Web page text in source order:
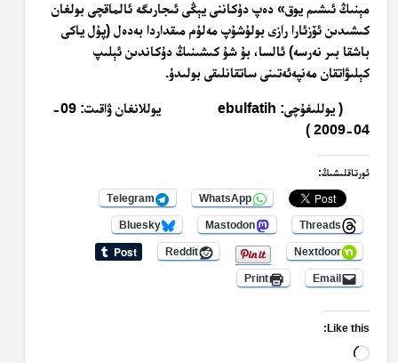
مېنىڭ ئىشىم يوق» دەپ دۇكاننى يېڭى ئىجارىگە ئالماقچى بولغان
كىشىدىن ئۆزئارا رازى بولۇشۇپ مەلۇم مىقداردا بەدەل (پۇل ياكى
باشقا بىر نەرسە) ئالسا، بۇ شۇ كىشىنىڭ دۇكاندىن ئېلىپ
كېلىۋاتقان مەنپەئەتىنى ساتقانلىقى بولىدۇ.
( يوللىغۇچى: ebulfatih يوللانغان ۋاقىت: 09-
04-2009 )
ئورتاقلىشىڭ:
WhatsApp
Telegram
Threads
Mastodon
Bluesky
Nextdoor
Reddit
Email
Print
Like this:
Loading…